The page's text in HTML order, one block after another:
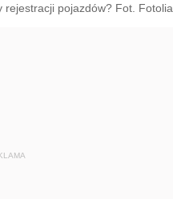
rejestracji pojazdów? Fot. Fotolia